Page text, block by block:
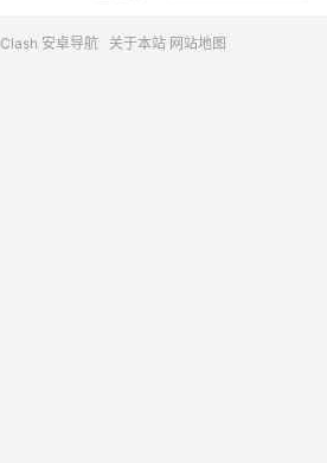
Clash 安卓导航 关于本站 网站地图